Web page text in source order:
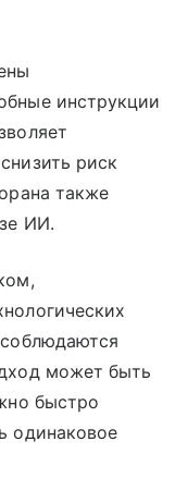
инструкции
риск
также
ИИ.
может быть
быстро
одинаковое